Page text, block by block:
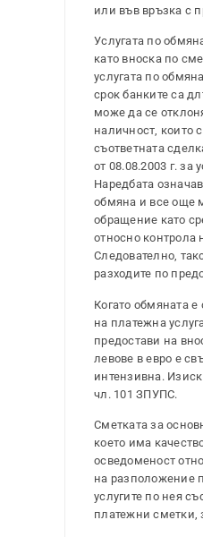
или във връзка с
Услугата по
като вноска по
услугата по
срок банките са
може да се
наличност, които
съответната
от 08.08.2003 г.
Наредбата
обмяна и все още
обращение като
относно контрола
Следователно,
разходите по
Когато обмяната
на платежна
предостави на
левове в евро е
интензивна.
чл. 101 ЗПУПС.
Сметката за
което има
осведоменост
на разположение
услугите по нея
платежни сметки,